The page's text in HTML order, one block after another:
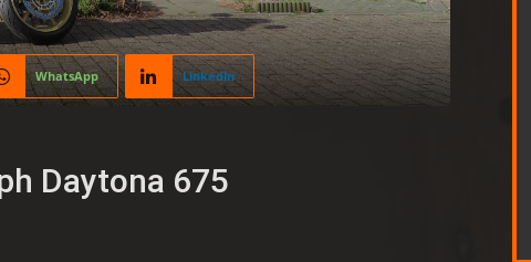
WhatsApp Linkedin
Daytona 675